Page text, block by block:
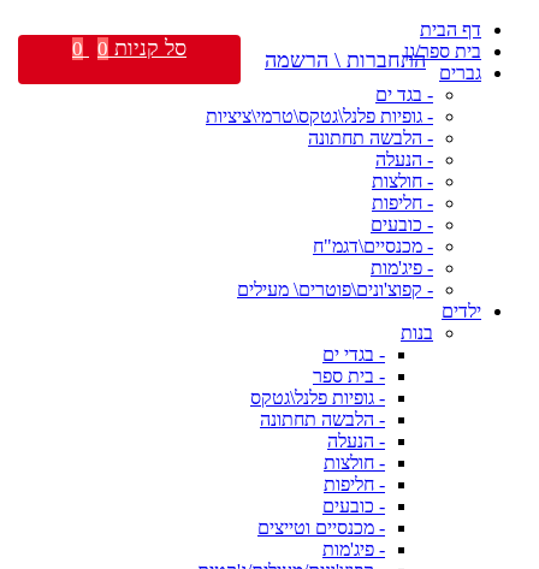
דף הבית
בית ספר/גן
גברים
- בגד ים
- גופיות פלנל\גטקס\טרמי\ציציות
- הלבשה תחתונה
- הנעלה
- חולצות
- חליפות
- כובעים
- מכנסיים\דגמ"ח
- פיג'מות
- קפוצ'ונים\פוטרים\ מעילים
ילדים
בנות
- בגדי ים
- בית ספר
- גופיות פלנל\גטקס
- הלבשה תחתונה
- הנעלה
- חולצות
- חליפות
- כובעים
- מכנסיים וטייצים
- פיג'מות
התחברות \ הרשמה סל קניות 0
0